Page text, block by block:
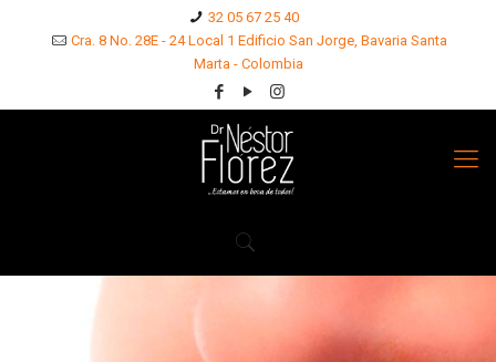
32 05 67 25 40
Cra. 8 No. 28E - 24 Local 1 Edificio San Jorge, Bavaria Santa
Marta - Colombia